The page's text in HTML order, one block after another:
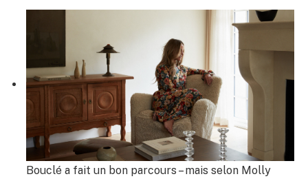
Bouclé a fait un bon parcours – mais selon Molly